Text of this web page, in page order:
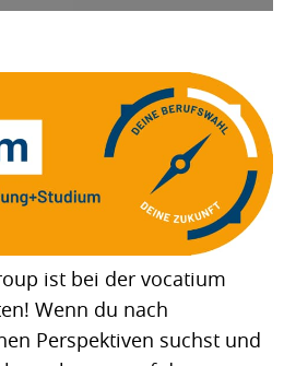
ist bei der vocatium
Wenn du nach
Perspektiven suchst und